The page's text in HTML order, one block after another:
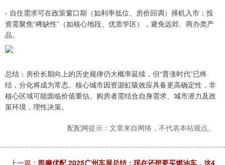
- 自住需求可在政策窗口期（如利率低位、房价回调）择机入市；投
资需聚焦“稀缺性”（如核心地段、优质学区），避免远郊、商办类产
品。
总结：房价长期向上的历史规律仍大概率延续，但“普涨时代”已终
结，分化将成为常态。核心城市因资源虹吸效应具备更高确定性，非
核心区域可能面临价值重估。购房者需结合自身需求、城市潜力及政
策环境，理性决策。
配配网提示：文章来自网络，不代表本站观点。
上一篇： 凯狮优配 2025广州车展总结：现在还想要买燃油车，这4